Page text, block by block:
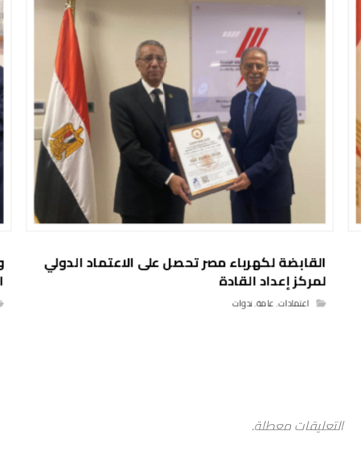
القابضة لكهرباء مصر تحصل على الاعتماد الدولي
لمركز إعداد القادة
اعتمادات,عامة,ندوات
التعليقات معطلة.